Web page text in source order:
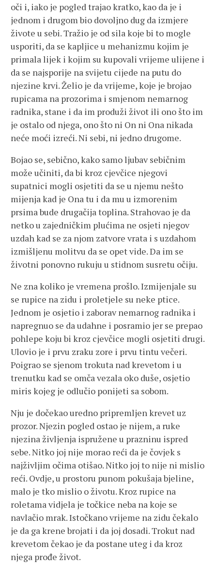
oči i, iako je pogled trajao kratko, kao da je i
jednom i drugom bio dovoljno dug da izmjere
živote u sebi. Tražio je od sila koje bi to mogle
usporiti, da se kapljice u mehanizmu kojim je
primala lijek i kojim su kupovali vrijeme ulijene i
da se najsporije na svijetu cijede na putu do
njezine krvi. Želio je da vrijeme, koje je brojao
rupicama na prozorima i smjenom nemarnog
radnika, stane i da im produži život ili ono što im
je ostalo od njega, ono što ni On ni Ona nikada
neće moći izreći. Ni sebi, ni jedno drugome.
Bojao se, sebično, kako samo ljubav sebičnim
može učiniti, da bi kroz cjevčice njegovi
supatnici mogli osjetiti da se u njemu nešto
mijenja kad je Ona tu i da mu u izmorenim
prsima bude drugačija toplina. Strahovao je da
netko u zajedničkim plućima ne osjeti njegov
uzdah kad se za njom zatvore vrata i s uzdahom
izmišljenu molitvu da se opet vide. Da im se
životni ponovno rukuju u stidnom susretu očiju.
Ne zna koliko je vremena prošlo. Izmijenjale su
se rupice na zidu i proletjele su neke ptice.
Jednom je osjetio i zaborav nemarnog radnika i
napregnuo se da udahne i posramio jer se prepao
pohlepe koju bi kroz cjevčice mogli osjetiti drugi.
Ulovio je i prvu zraku zore i prvu tintu večeri.
Poigrao se sjenom trokuta nad krevetom i u
trenutku kad se omča vezala oko duše, osjetio
miris kojeg je odlučio ponijeti sa sobom.
Nju je dočekao uredno pripremljen krevet uz
prozor. Njezin pogled ostao je nijem, a ruke
njezina življenja ispružene u prazninu ispred
sebe. Nitko joj nije morao reći da je čovjek s
najživljim očima otišao. Nitko joj to nije ni mislio
reći. Ovdje, u prostoru punom pokušaja bjeline,
malo je tko mislio o životu. Kroz rupice na
roletama vidjela je točkice neba na koje se
navlačio mrak. Istočkano vrijeme na zidu čekalo
je da ga krene brojati i da joj dosadi. Trokut nad
krevetom čekao je da postane uteg i da kroz
njega prođe život.